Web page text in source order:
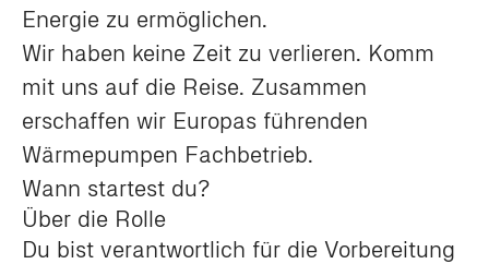
Energie zu ermöglichen.
Wir haben keine Zeit zu verlieren. Komm
mit uns auf die Reise. Zusammen
erschaffen wir Europas führenden
Wärmepumpen Fachbetrieb.
Wann startest du?
Über die Rolle
Du bist verantwortlich für die Vorbereitung